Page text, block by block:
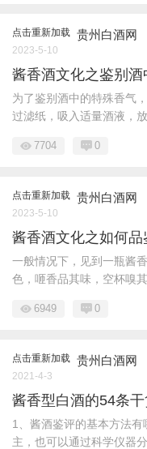
点击重新加载 贵州白酒网
2023-5-10
酱香酒文化之鉴别
为了鉴别酒中的特殊香
过滤纸，吸入适量酒液，放
7704 0
点击重新加载 贵州白酒网
2023-5-10
酱香酒文化之如何
一般情况下，见到一瓶酱
色，咂香品其味，空杯嗅其
6949 0
点击重新加载 贵州白酒网
2021-4-3
酱香型白酒的54条
1、酱酒鉴评的基本方法
主，也可以通过科学仪器分